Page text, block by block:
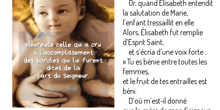
Or, quand Élisabeth entendit
la salutation de Marie,
l’enfant tressaillit en elle.
Alors, Élisabeth fut remplie
d’Esprit Saint,
et s’écria d’une voix forte :
« Tu es bénie entre toutes les
femmes,
et le fruit de tes entrailles est
béni.
D’où m’est-il donné